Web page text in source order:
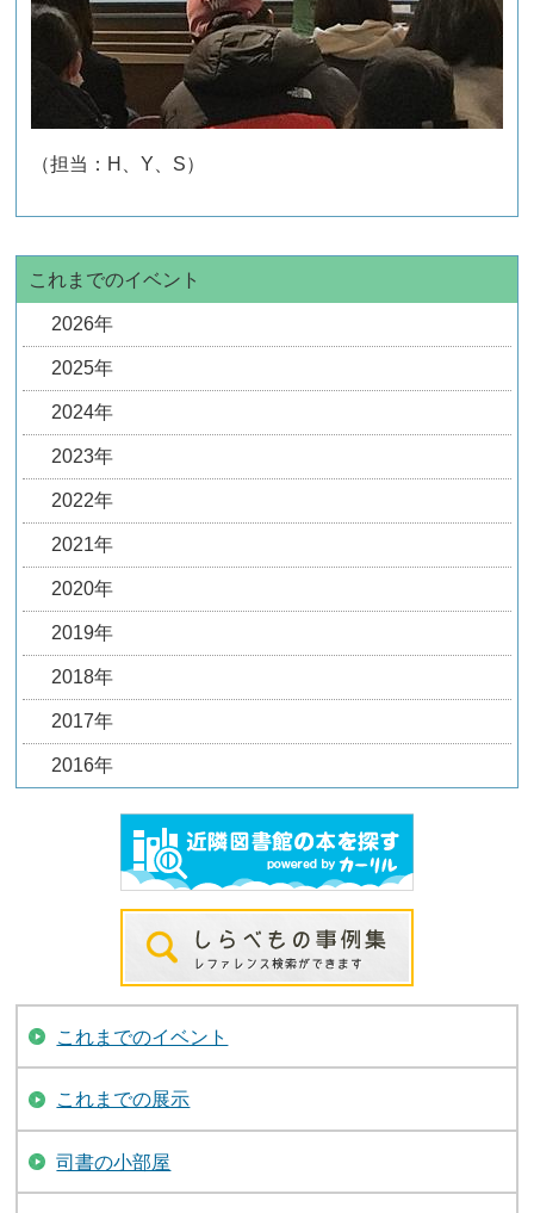
（担当：H、Y、S）
これまでのイベント
2026年
2025年
2024年
2023年
2022年
2021年
2020年
2019年
2018年
2017年
2016年
これまでのイベント
これまでの展示
司書の小部屋